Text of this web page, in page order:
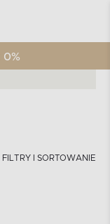
0%
FILTRY I SORTOWANIE